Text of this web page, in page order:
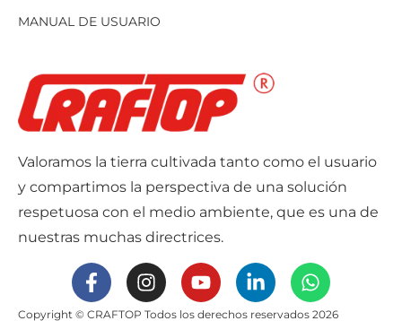
Valoramos la tierra cultivada tanto como el usuario
y compartimos la perspectiva de una solución
respetuosa con el medio ambiente, que es una de
nuestras muchas directrices.
Copyright © CRAFTOP Todos los derechos reservados 2026
MANUAL DE USUARIO